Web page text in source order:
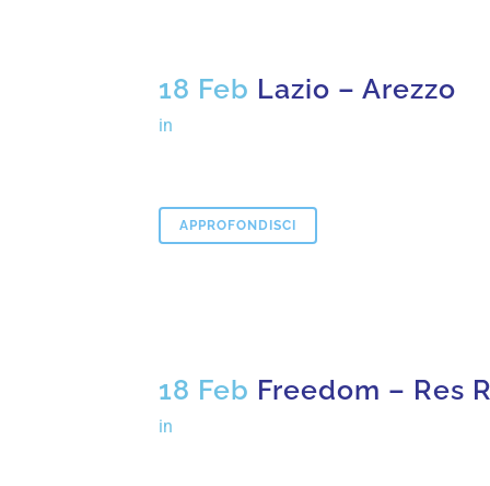
18 Feb Lazio – Arezzo
in
APPROFONDISCI
18 Feb Freedom – Res
in